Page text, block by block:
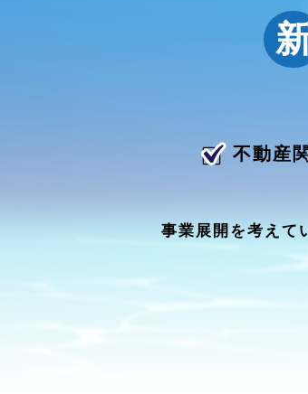
不動産
事業展開を考えて